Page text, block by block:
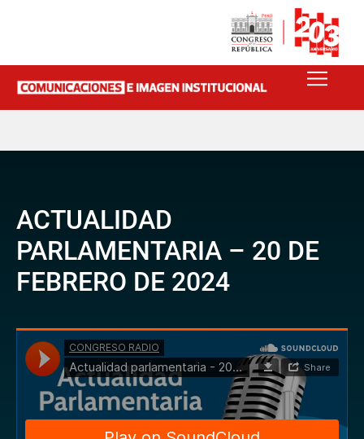
ACTUALIDAD
PARLAMENTARIA – 20 DE
FEBRERO DE 2024